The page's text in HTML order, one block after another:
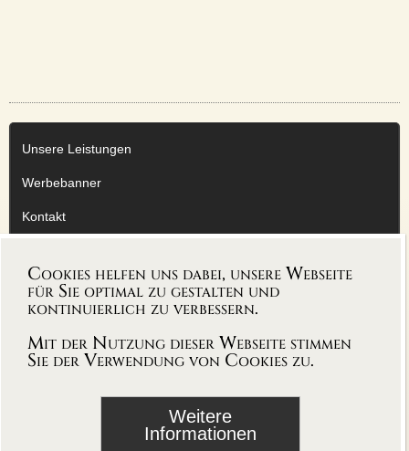
Unsere Leistungen
Werbebanner
Kontakt
Datenschutzerklärung
AGB
folgen sie uns auf
Cookies helfen uns dabei, unsere Webseite
für Sie optimal zu gestalten und
kontinuierlich zu verbessern.
Mit der Nutzung dieser Webseite stimmen
Sie der Verwendung von Cookies zu.
Weitere
Informationen